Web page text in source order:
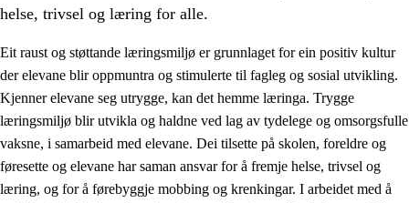
helse, trivsel og læring for alle.
Eit raust og støttande læringsmiljø er grunnlaget for ein positiv kultur
der elevane blir oppmuntra og stimulerte til fagleg og sosial utvikling.
Kjenner elevane seg utrygge, kan det hemme læringa. Trygge
læringsmiljø blir utvikla og haldne ved lag av tydelege og omsorgsfulle
vaksne, i samarbeid med elevane. Dei tilsette på skolen, foreldre og
føresette og elevane har saman ansvar for å fremje helse, trivsel og
læring, og for å førebyggje mobbing og krenkingar. I arbeidet med å